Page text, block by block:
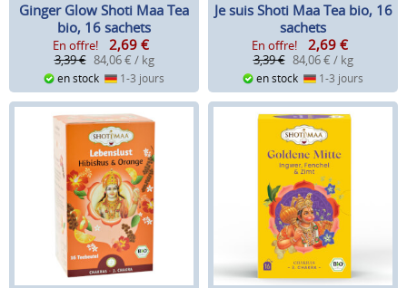
Ginger Glow Shoti Maa Tea
bio, 16 sachets
En offre! 2,69 €
3,39 € 84,06 € / kg
en stock 1-3 jours
Je suis Shoti Maa Tea bio, 16
sachets
En offre! 2,69 €
3,39 € 84,06 € / kg
en stock 1-3 jours